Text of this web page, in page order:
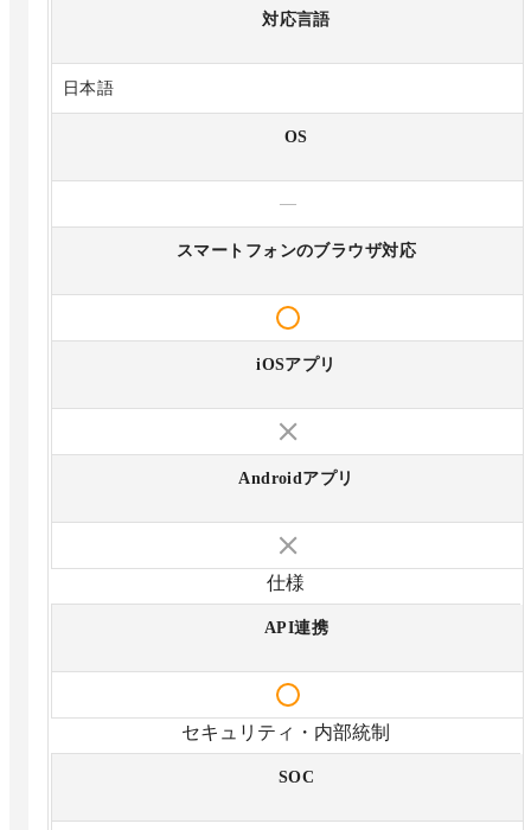
対応言語
日本語
OS
—
スマートフォンのブラウザ対応
iOSアプリ
Androidアプリ
仕様
API連携
セキュリティ・内部統制
SOC